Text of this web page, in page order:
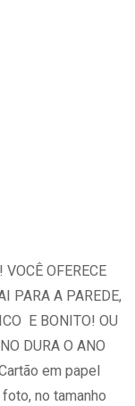
OFERECE
PARA A PAREDE,
E BONITO! OU
DURA O ANO
em papel
no tamanho